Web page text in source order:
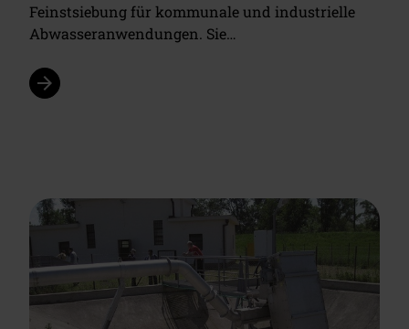
Feinstsiebung für kommunale und industrielle
Abwasseranwendungen. Sie…
arrow_forward